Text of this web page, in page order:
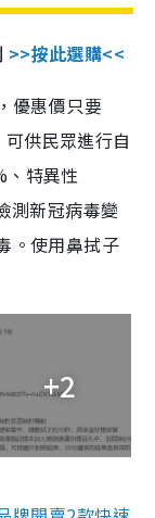
>>按此選購<<
優惠價只要
供民眾進行自
、特異性
測新冠病毒變
。使用鼻拭子
+2